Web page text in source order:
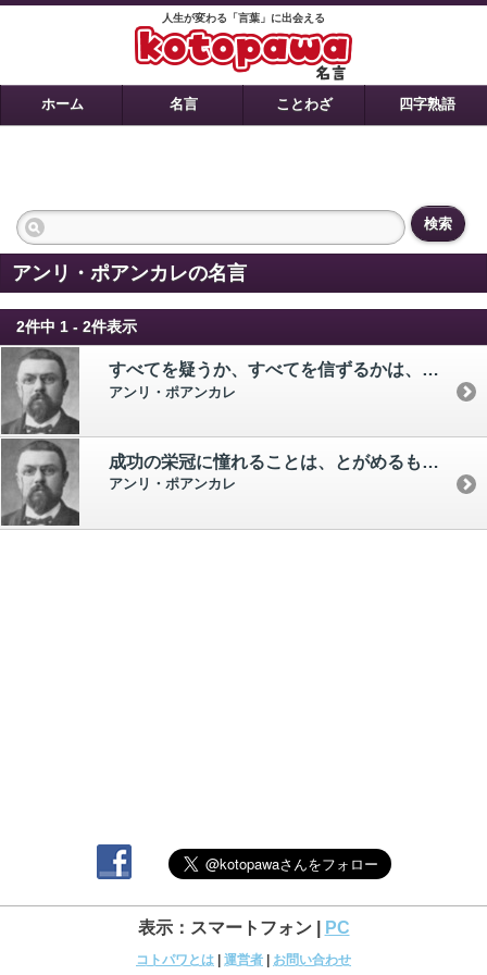
人生が変わる「言葉」に出会える
ホーム 名言 ことわざ 四字熟語
検索
アンリ・ポアンカレの名言
2件中 1 - 2件表示
すべてを疑うか、すべてを信ずるかは、二つとも都合のよい解決法である。 どちらでも我々は反省しないですむからである。
アンリ・ポアンカレ
成功の栄冠に憧れることは、とがめるものではない。 しかし、栄冠に憧れるだけでなにもせず、日々を空費することは、とがめるべきである。
アンリ・ポアンカレ
表示：スマートフォン | PC
コトパワとは | 運営者 | お問い合わせ